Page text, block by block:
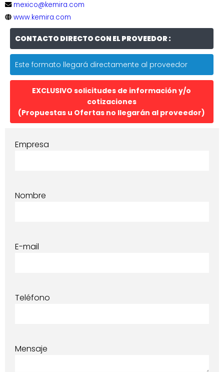
mexico@kemira.com
www.kemira.com
CONTACTO DIRECTO CON EL PROVEEDOR :
Este formato llegará directamente al proveedor
EXCLUSIVO solicitudes de información y/o
cotizaciones
(Propuestas u Ofertas no llegarán al proveedor)
Empresa
Nombre
E-mail
Teléfono
Mensaje